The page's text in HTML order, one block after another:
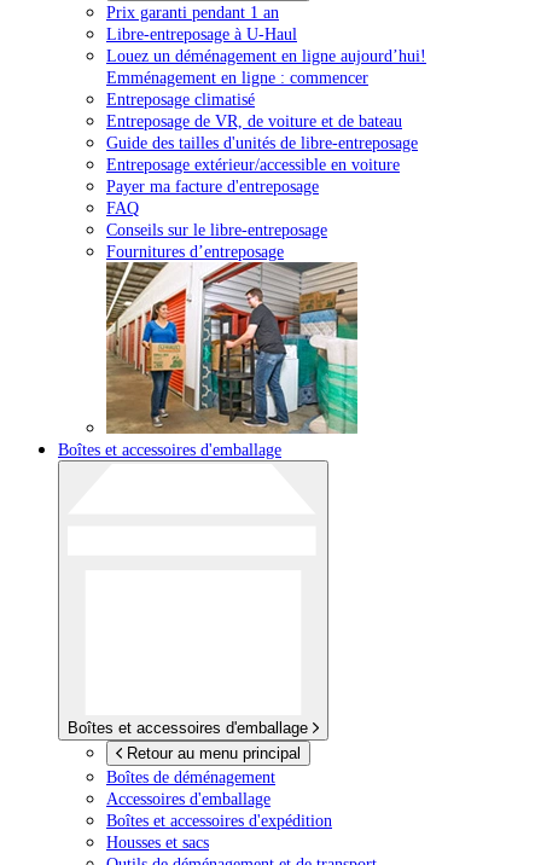
Prix garanti pendant 1 an
Libre-entreposage à U-Haul
Louez un déménagement en ligne aujourd’hui!
Emménagement en ligne : commencer
Entreposage climatisé
Entreposage de VR, de voiture et de bateau
Guide des tailles d'unités de libre-entreposage
Entreposage extérieur/accessible en voiture
Payer ma facture d'entreposage
FAQ
Conseils sur le libre-entreposage
Fournitures d’entreposage
Boîtes et accessoires d'emballage
Boîtes et accessoires d'emballage
Retour au menu principal
Boîtes de déménagement
Accessoires d'emballage
Boîtes et accessoires d'expédition
Housses et sacs